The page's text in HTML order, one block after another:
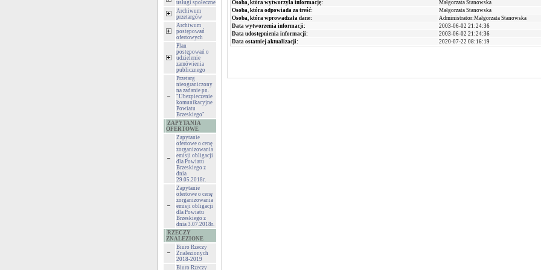
usługi społeczne
Archiwum
przetargów
Archiwum
postępowań
ofertowych
Plan
postępowań o
udzielenie
zamówienia
publicznego
Przetarg
nieograniczony
na zadanie pn.
"Ubezpieczenie
komunikacyjne
Powiatu
Brzeskiego"
ZAPYTANIA
OFERTOWE
Zapytanie
ofertowe o cenę
zorganizowania
emisji obligacji
dla Powiatu
Brzeskiego z
dnia
29.05.2018r.
Zapytanie
ofertowe o cenę
zorganizowania
emisji obligacji
dla Powiatu
Brzeskiego z
dnia 3.07.2018r.
RZECZY
ZNALEZIONE
Biuro Rzeczy
Znalezionych
2018-2019
Biuro Rzeczy
Osoba, która wytworzyła informację:
Małgorzata Stanowska
Osoba, która odpowiada za treść:
Małgorzata Stanowska
Osoba, która wprowadzała dane:
Administrator:Małgorzata Stanowska
Data wytworzenia informacji:
2003-06-02 21:24:36
Data udostępnienia informacji:
2003-06-02 21:24:36
Data ostatniej aktualizacji:
2020-07-22 08:16:19